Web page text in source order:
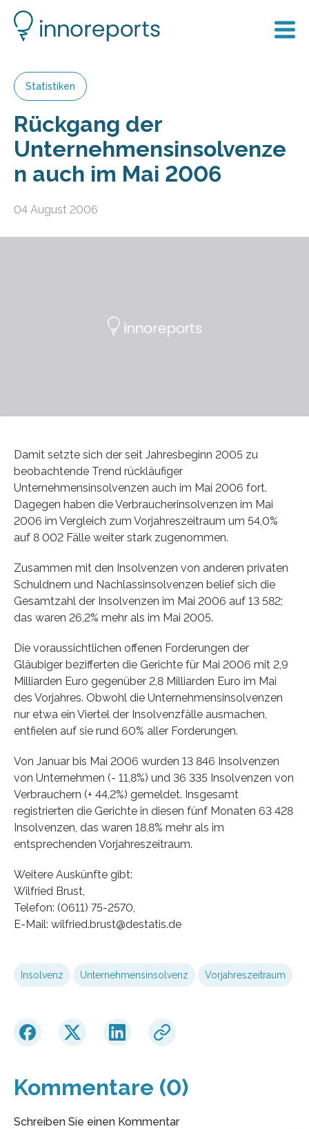
Statistiken
Rückgang der
Unternehmensinsolvenze
n auch im Mai 2006
04 August 2006
Damit setzte sich der seit Jahresbeginn 2005 zu
beobachtende Trend rückläufiger
Unternehmensinsolvenzen auch im Mai 2006 fort.
Dagegen haben die Verbraucherinsolvenzen im Mai
2006 im Vergleich zum Vorjahreszeitraum um 54,0%
auf 8 002 Fälle weiter stark zugenommen.
Zusammen mit den Insolvenzen von anderen privaten
Schuldnern und Nachlassinsolvenzen belief sich die
Gesamtzahl der Insolvenzen im Mai 2006 auf 13 582;
das waren 26,2% mehr als im Mai 2005.
Die voraussichtlichen offenen Forderungen der
Gläubiger bezifferten die Gerichte für Mai 2006 mit 2,9
Milliarden Euro gegenüber 2,8 Milliarden Euro im Mai
des Vorjahres. Obwohl die Unternehmensinsolvenzen
nur etwa ein Viertel der Insolvenzfälle ausmachen,
entfielen auf sie rund 60% aller Forderungen.
Von Januar bis Mai 2006 wurden 13 846 Insolvenzen
von Unternehmen (- 11,8%) und 36 335 Insolvenzen von
Verbrauchern (+ 44,2%) gemeldet. Insgesamt
registrierten die Gerichte in diesen fünf Monaten 63 428
Insolvenzen, das waren 18,8% mehr als im
entsprechenden Vorjahreszeitraum.
Weitere Auskünfte gibt:
Wilfried Brust,
Telefon: (0611) 75-2570,
E-Mail: wilfried.brust@destatis.de
Insolvenz Unternehmensinsolvenz Vorjahreszeitraum
Kommentare (0)
Schreiben Sie einen Kommentar